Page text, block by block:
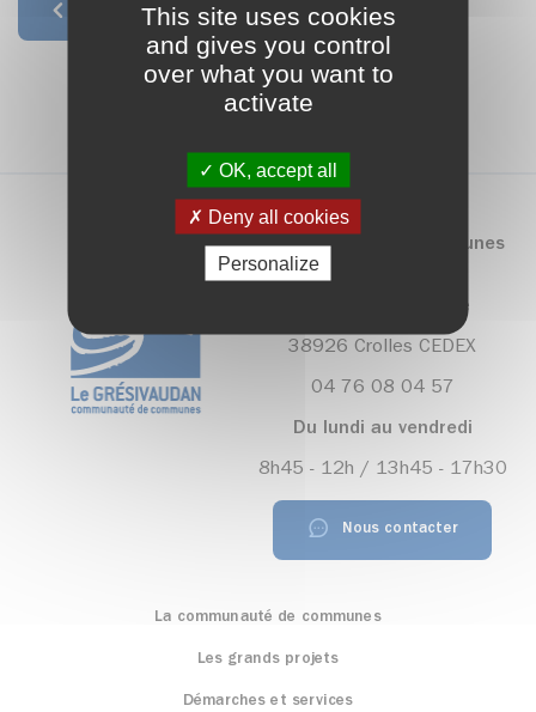
This site uses cookies
and gives you control
over what you want to
activate
OK, accept all
Deny all cookies
Personalize
Retour à la liste
Communauté de communes
Le Grésivaudan
390, rue Henri Fabre
38926 Crolles CEDEX
04 76 08 04 57
Du lundi au vendredi
8h45 - 12h / 13h45 - 17h30
Nous contacter
La communauté de communes
Les grands projets
Démarches et services